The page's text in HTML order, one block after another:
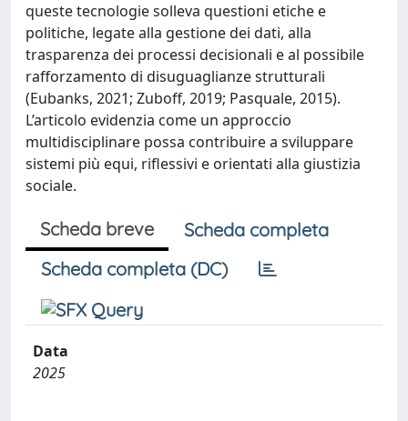
queste tecnologie solleva questioni etiche e
politiche, legate alla gestione dei dati, alla
trasparenza dei processi decisionali e al possibile
rafforzamento di disuguaglianze strutturali
(Eubanks, 2021; Zuboff, 2019; Pasquale, 2015).
L’articolo evidenzia come un approccio
multidisciplinare possa contribuire a sviluppare
sistemi più equi, riflessivi e orientati alla giustizia
sociale.
Scheda breve
Scheda completa
Scheda completa (DC)
Data
2025